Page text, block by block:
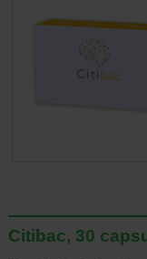
Citibac, 30